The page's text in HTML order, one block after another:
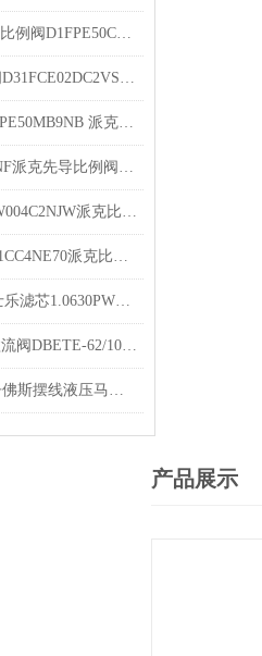
PARKER派克直动式比例阀D1FPE50CB9NB00原装出售
原装派克先导比例阀D31FCE02DC2VS7 PARKER派克现货
原装派克比例阀D1FPE50MB9NB 派克液压阀现货出售
美国D31FBE01EC1NF派克先导比例阀有库存现货 原装
PARKER原装D31DW004C2NJW派克比例阀优势出售
美国parkerD41FCB31CC4NE70派克比例阀优势出售
现货R928005999力士乐滤芯1.0630PWR10-A00-0-M
出售力士乐rexroth溢流阀DBETE-62/100G24K
OMS315 151F0548丹佛斯摆线液压马达描述
产品展示